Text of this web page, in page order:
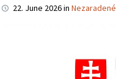
22. June 2026inNezaradené